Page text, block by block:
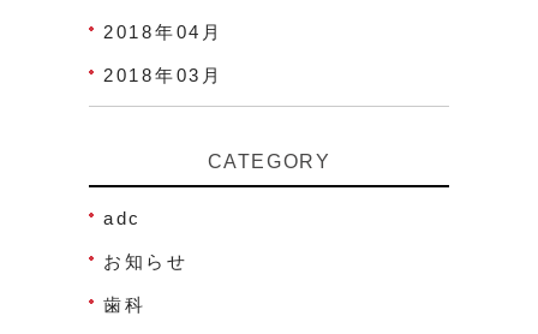
2018年04月
2018年03月
CATEGORY
adc
お知らせ
歯科